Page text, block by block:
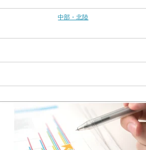
中部・北陸